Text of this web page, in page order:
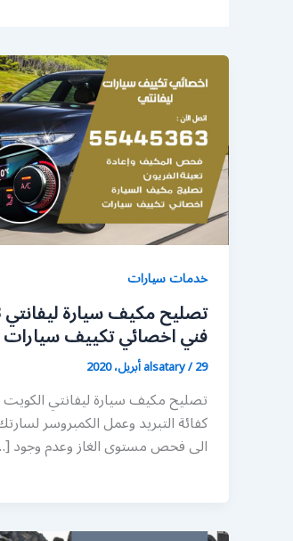
خدمات سيارات
فني اخصائي تكييف
alsatary/29 أبريل، 2020
تصليح مكيف سيارة ليفانتي الكويت
كفائة التبريد وعمل الكمبروسر
الى فحص مستوى الغاز وعدم وجود